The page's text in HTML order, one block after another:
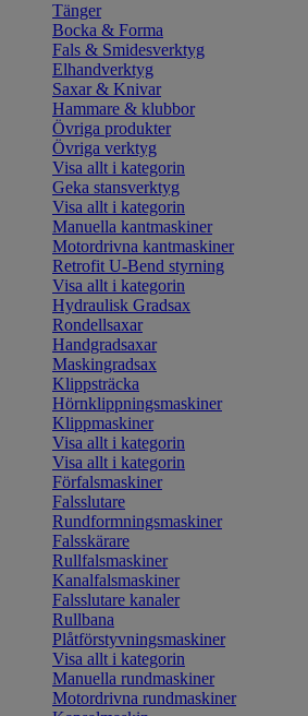
Tänger
Bocka & Forma
Fals & Smidesverktyg
Elhandverktyg
Saxar & Knivar
Hammare & klubbor
Övriga produkter
Övriga verktyg
Visa allt i kategorin
Geka stansverktyg
Visa allt i kategorin
Manuella kantmaskiner
Motordrivna kantmaskiner
Retrofit U-Bend styrning
Visa allt i kategorin
Hydraulisk Gradsax
Rondellsaxar
Handgradsaxar
Maskingradsax
Klippsträcka
Hörnklippningsmaskiner
Klippmaskiner
Visa allt i kategorin
Visa allt i kategorin
Förfalsmaskiner
Falsslutare
Rundformningsmaskiner
Falsskärare
Rullfalsmaskiner
Kanalfalsmaskiner
Falsslutare kanaler
Rullbana
Plåtförstyvningsmaskiner
Visa allt i kategorin
Manuella rundmaskiner
Motordrivna rundmaskiner